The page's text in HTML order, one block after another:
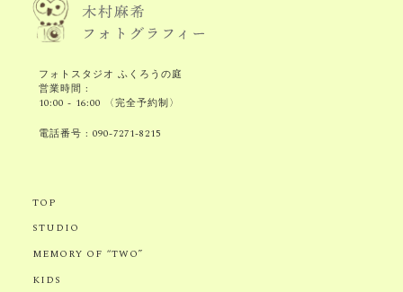
フォトスタジオ ふくろうの庭
営業時間 :
10:00 - 16:00 〈完全予約制〉
電話番号 :090-7271-8215
TOP
STUDIO
MEMORY OF “TWO”
KIDS